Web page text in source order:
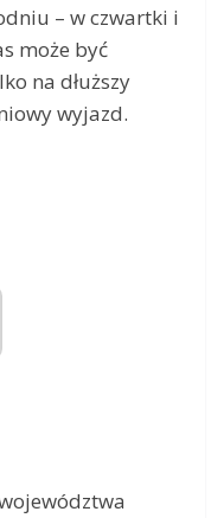
– w czwartki i
może być
na dłuższy
wyjazd.